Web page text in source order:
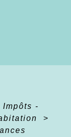
Impôts -
>